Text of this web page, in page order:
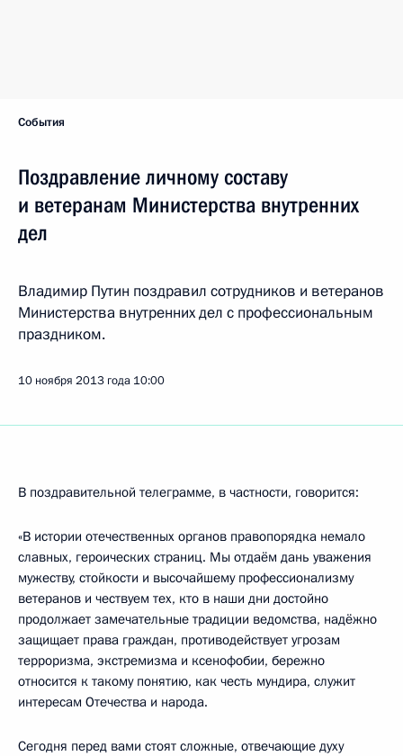
События
Поздравление личному составу
и ветеранам Министерства внутренних
дел
Владимир Путин поздравил сотрудников и ветеранов
Министерства внутренних дел с профессиональным
праздником.
10 ноября 2013 года 10:00
В поздравительной телеграмме, в частности, говорится:
«В истории отечественных органов правопорядка немало
славных, героических страниц. Мы отдаём дань уважения
мужеству, стойкости и высочайшему профессионализму
ветеранов и чествуем тех, кто в наши дни достойно
продолжает замечательные традиции ведомства, надёжно
защищает права граждан, противодействует угрозам
терроризма, экстремизма и ксенофобии, бережно
относится к такому понятию, как честь мундира, служит
интересам Отечества и народа.
Сегодня перед вами стоят сложные, отвечающие духу